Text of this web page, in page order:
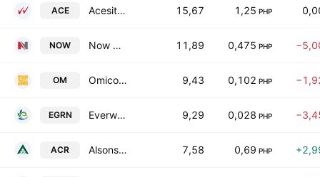
ACE Acesite (Philippines) Hotel Corp. 15,67 1,25 PHP
NOW Now Corporation 11,89 0,475 PHP
OM Omico Corp. 9,43 0,102 PHP
EGRN Everwoods Green Resources & Holdings, Inc 9,29 0,028 PHP
ACR Alsons Consolidated Resources Inc. 7,58 0,69 PHP